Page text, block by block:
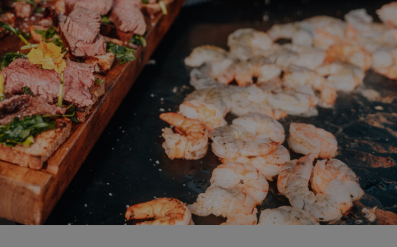
FIRMENEVENTS & GRILLEVENTS
frisch vom Grill, bei Ihnen vor Ort
Anfrage stellen Kontakt